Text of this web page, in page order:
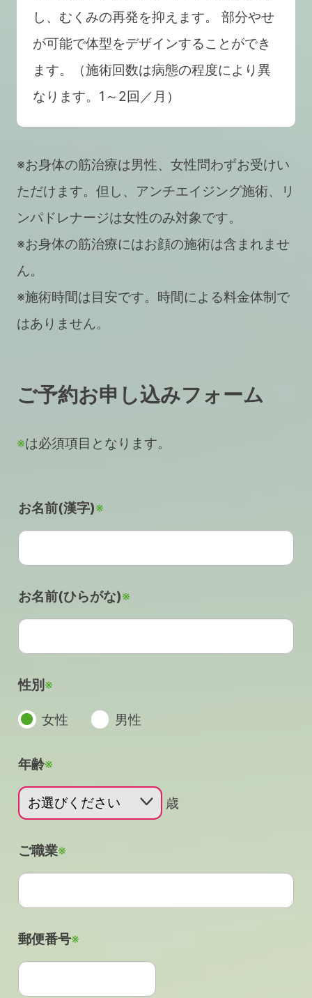
し、むくみの再発を抑えます。 部分やせ
が可能で体型をデザインすることができ
ます。（施術回数は病態の程度により異
なります。1～2回／月）
※お身体の筋治療は男性、女性問わずお受けい
ただけます。但し、アンチエイジング施術、リ
ンパドレナージは女性のみ対象です。
※お身体の筋治療にはお顔の施術は含まれませ
ん。
※施術時間は目安です。時間による料金体制で
はありません。
ご予約お申し込みフォーム
※は必須項目となります。
お名前(漢字)※
お名前(ひらがな)※
性別 ※
女性 男性
年齢※
歳
ご職業※
郵便番号※